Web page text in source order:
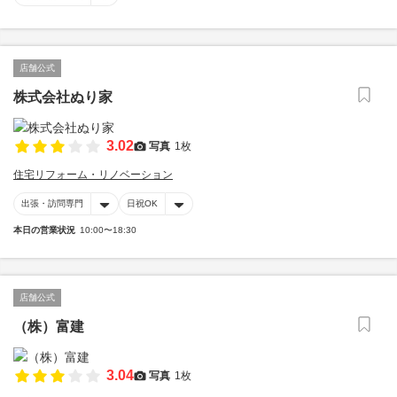
店舗公式
株式会社ぬり家
3.02 写真 1枚
住宅リフォーム・リノベーション
出張・訪問専門 日祝OK
本日の営業状況 10:00〜18:30
店舗公式
（株）富建
3.04 写真 1枚